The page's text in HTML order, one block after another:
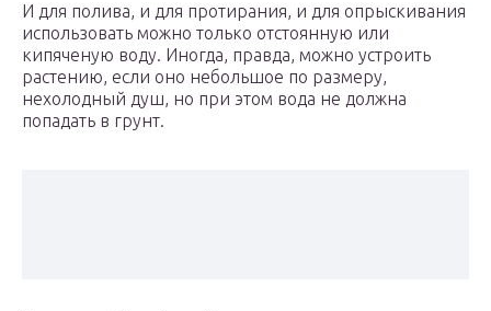
И для полива, и для протирания, и для опрыскивания
использовать можно только отстоянную или
кипяченую воду. Иногда, правда, можно устроить
растению, если оно небольшое по размеру,
нехолодный душ, но при этом вода не должна
попадать в грунт.